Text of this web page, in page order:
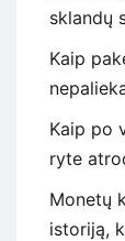
sklandų
Kaip
Kaip po
ryte
Monetų
istoriją,